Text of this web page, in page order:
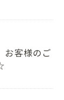
客様のご